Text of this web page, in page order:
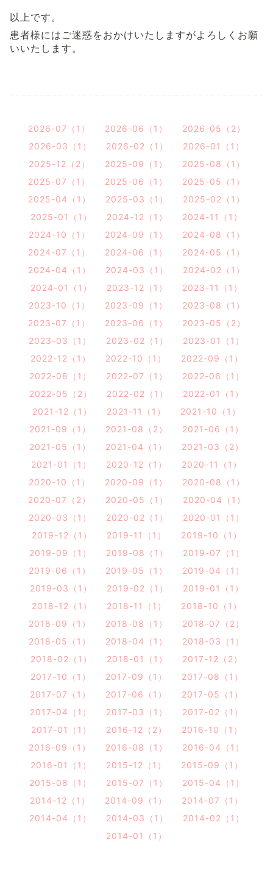
以上です。
患者様にはご迷惑をおかけいたしますがよろしくお願
いいたします。
2026-07（1） 2026-06（1）
2026-05（2）
2026-03（1）
2026-02（1）
2026-01（1）
2025-12（2）
2025-09（1）
2025-08（1）
2025-07（1）
2025-06（1）
2025-05（1）
2025-04（1）
2025-03（1）
2025-02（1）
2025-01（1）
2024-12（1）
2024-11（1）
2024-10（1）
2024-09（1）
2024-08（1）
2024-07（1）
2024-06（1）
2024-05（1）
2024-04（1）
2024-03（1）
2024-02（1）
2024-01（1）
2023-12（1）
2023-11（1）
2023-10（1）
2023-09（1）
2023-08（1）
2023-07（1）
2023-06（1）
2023-05（2）
2023-03（1）
2023-02（1）
2023-01（1）
2022-12（1）
2022-10（1）
2022-09（1）
2022-08（1）
2022-07（1）
2022-06（1）
2022-05（2）
2022-02（1）
2022-01（1）
2021-12（1）
2021-11（1）
2021-10（1）
2021-09（1）
2021-08（2）
2021-06（1）
2021-05（1）
2021-04（1）
2021-03（2）
2021-01（1）
2020-12（1）
2020-11（1）
2020-10（1）
2020-09（1）
2020-08（1）
2020-07（2）
2020-05（1）
2020-04（1）
2020-03（1）
2020-02（1）
2020-01（1）
2019-12（1）
2019-11（1）
2019-10（1）
2019-09（1）
2019-08（1）
2019-07（1）
2019-06（1）
2019-05（1）
2019-04（1）
2019-03（1）
2019-02（1）
2019-01（1）
2018-12（1）
2018-11（1）
2018-10（1）
2018-09（1）
2018-08（1）
2018-07（2）
2018-05（1）
2018-04（1）
2018-03（1）
2018-02（1）
2018-01（1）
2017-12（2）
2017-10（1）
2017-09（1）
2017-08（1）
2017-07（1）
2017-06（1）
2017-05（1）
2017-04（1）
2017-03（1）
2017-02（1）
2017-01（1）
2016-12（2）
2016-10（1）
2016-09（1）
2016-08（1）
2016-04（1）
2016-01（1）
2015-12（1）
2015-09（1）
2015-08（1）
2015-07（1）
2015-04（1）
2014-12（1）
2014-09（1）
2014-07（1）
2014-04（1）
2014-03（1）
2014-02（1）
2014-01（1）